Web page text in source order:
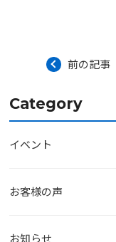
前の記事
Category
イベント
お客様の声
お知らせ